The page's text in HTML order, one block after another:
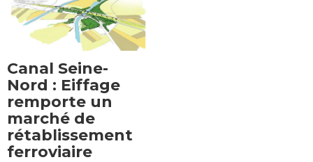
Canal Seine-
Nord : Eiffage
remporte un
marché de
rétablissement
ferroviaire